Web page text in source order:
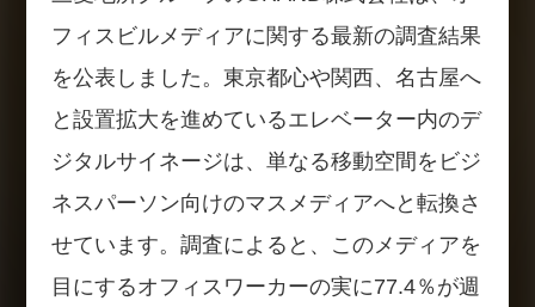
フィスビルメディアに関する最新の調査結果
を公表しました。東京都心や関西、名古屋へ
と設置拡大を進めているエレベーター内のデ
ジタルサイネージは、単なる移動空間をビジ
ネスパーソン向けのマスメディアへと転換さ
せています。調査によると、このメディアを
目にするオフィスワーカーの実に77.4％が週